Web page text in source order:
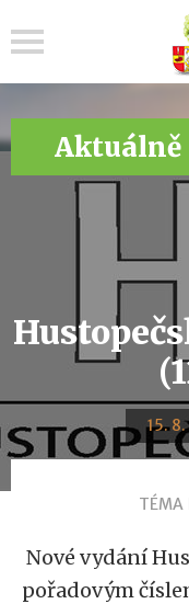
Aktuálně
15.
TÉMA
Nové vydání
pořadovým